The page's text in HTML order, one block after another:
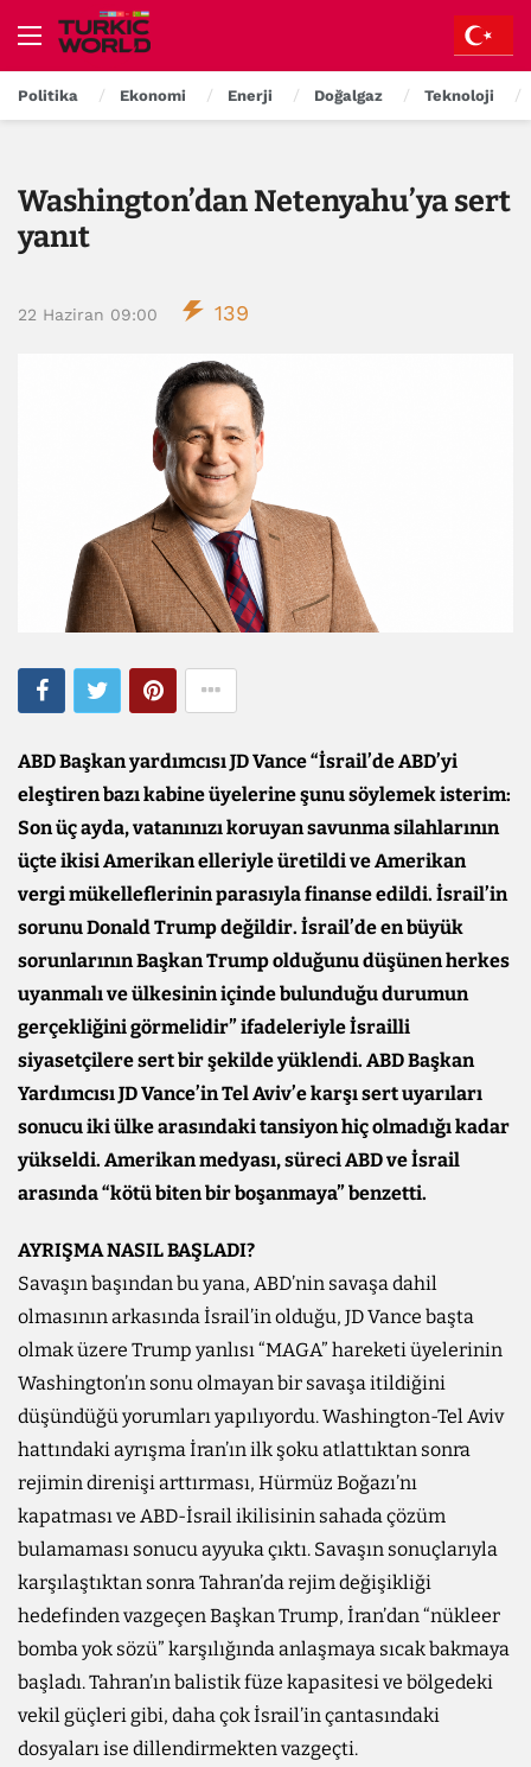
Politika Ekonomi Enerji Doğalgaz Teknoloji
Washington’dan Netenyahu’ya sert
yanıt
22 Haziran 09:00 139
ABD Başkan yardımcısı JD Vance “İsrail’de ABD’yi
eleştiren bazı kabine üyelerine şunu söylemek isterim:
Son üç ayda, vatanınızı koruyan savunma silahlarının
üçte ikisi Amerikan elleriyle üretildi ve Amerikan
vergi mükelleflerinin parasıyla finanse edildi. İsrail’in
sorunu Donald Trump değildir. İsrail’de en büyük
sorunlarının Başkan Trump olduğunu düşünen herkes
uyanmalı ve ülkesinin içinde bulunduğu durumun
gerçekliğini görmelidir” ifadeleriyle İsrailli
siyasetçilere sert bir şekilde yüklendi. ABD Başkan
Yardımcısı JD Vance’in Tel Aviv’e karşı sert uyarıları
sonucu iki ülke arasındaki tansiyon hiç olmadığı kadar
yükseldi. Amerikan medyası, süreci ABD ve İsrail
arasında “kötü biten bir boşanmaya” benzetti.
AYRIŞMA NASIL BAŞLADI?
Savaşın başından bu yana, ABD’nin savaşa dahil
olmasının arkasında İsrail’in olduğu, JD Vance başta
olmak üzere Trump yanlısı “MAGA” hareketi üyelerinin
Washington’ın sonu olmayan bir savaşa itildiğini
düşündüğü yorumları yapılıyordu. Washington-Tel Aviv
hattındaki ayrışma İran’ın ilk şoku atlattıktan sonra
rejimin direnişi arttırması, Hürmüz Boğazı’nı
kapatması ve ABD-İsrail ikilisinin sahada çözüm
bulamaması sonucu ayyuka çıktı. Savaşın sonuçlarıyla
karşılaştıktan sonra Tahran’da rejim değişikliği
hedefinden vazgeçen Başkan Trump, İran’dan “nükleer
bomba yok sözü” karşılığında anlaşmaya sıcak bakmaya
başladı. Tahran’ın balistik füze kapasitesi ve bölgedeki
vekil güçleri gibi, daha çok İsrail’in çantasındaki
dosyaları ise dillendirmekten vazgeçti.